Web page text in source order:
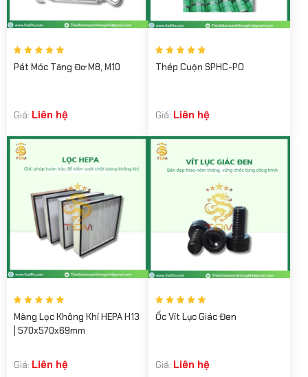
Pát Móc Tăng Đơ M8, M10
Giá: Liên hệ
Thép Cuộn SPHC-PO
Giá: Liên hệ
Màng Lọc Không Khí HEPA H13
| 570x570x69mm
Giá: Liên hệ
Ốc Vít Lục Giác Đen
Giá: Liên hệ